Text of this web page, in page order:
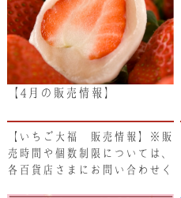
【4月の販売情報】
【いちご大福 販売情報】※販
売時間や個数制限については、
各百貨店さまにお問い合わせく